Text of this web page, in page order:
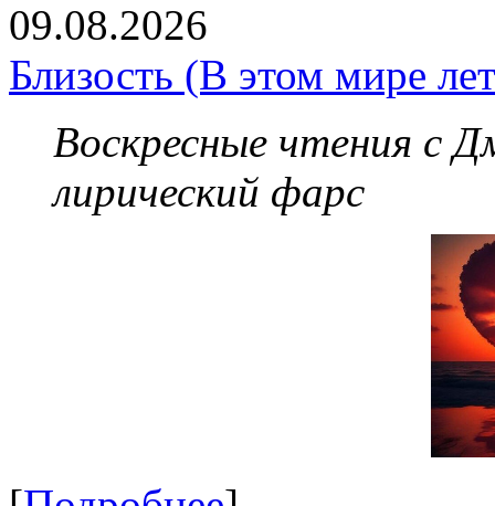
09.08.2026
Близость (В этом мире
Воскресные чтения с
лирический фарс